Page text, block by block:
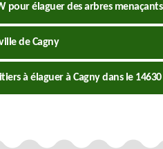
pour élaguer des arbres menaçants
de Cagny
à élaguer à Cagny dans le 14630